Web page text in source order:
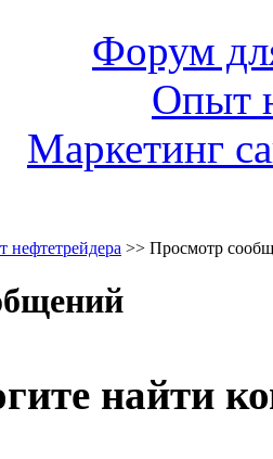
Форум
Опыт
Маркетинг
нефтетрейдера >> Просмотр
найти